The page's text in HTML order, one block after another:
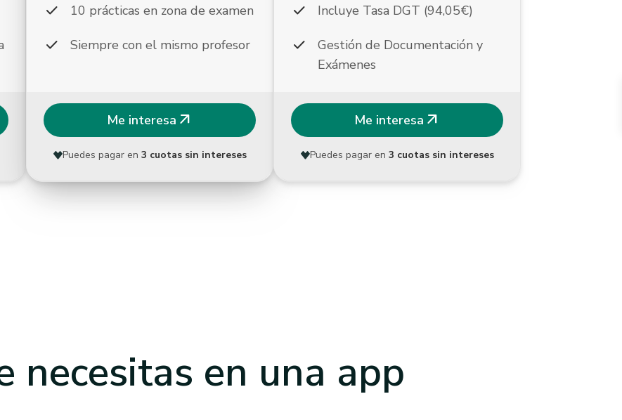
check 10 prácticas en zona de examen
check Siempre con el mismo profesor
Me interesa arrow_outward
Puedes pagar en 3 cuotas sin intereses
check Incluye Tasa DGT (94,05€)
check
Gestión de Documentación y
Exámenes
Me interesa arrow_outward
Puedes pagar en 3 cuotas sin intereses
necesitas en una app